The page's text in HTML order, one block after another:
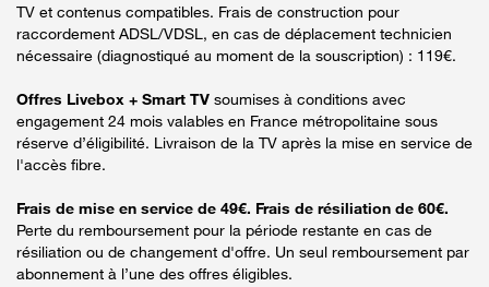
TV et contenus compatibles. Frais de construction pour
raccordement ADSL/VDSL, en cas de déplacement technicien
nécessaire (diagnostiqué au moment de la souscription) : 119€.
Offres Livebox + Smart TV soumises à conditions avec
engagement 24 mois valables en France métropolitaine sous
réserve d’éligibilité. Livraison de la TV après la mise en service de
l'accès fibre.
Frais de mise en service de 49€. Frais de résiliation de 60€.
Perte du remboursement pour la période restante en cas de
résiliation ou de changement d'offre. Un seul remboursement par
abonnement à l’une des offres éligibles.